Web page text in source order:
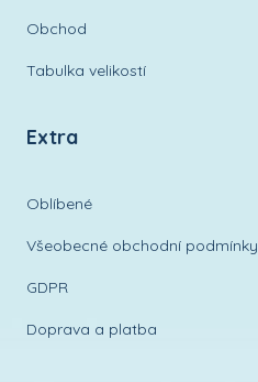
Obchod
Tabulka velikostí
Extra
Oblíbené
Všeobecné obchodní podmínky
GDPR
Doprava a platba